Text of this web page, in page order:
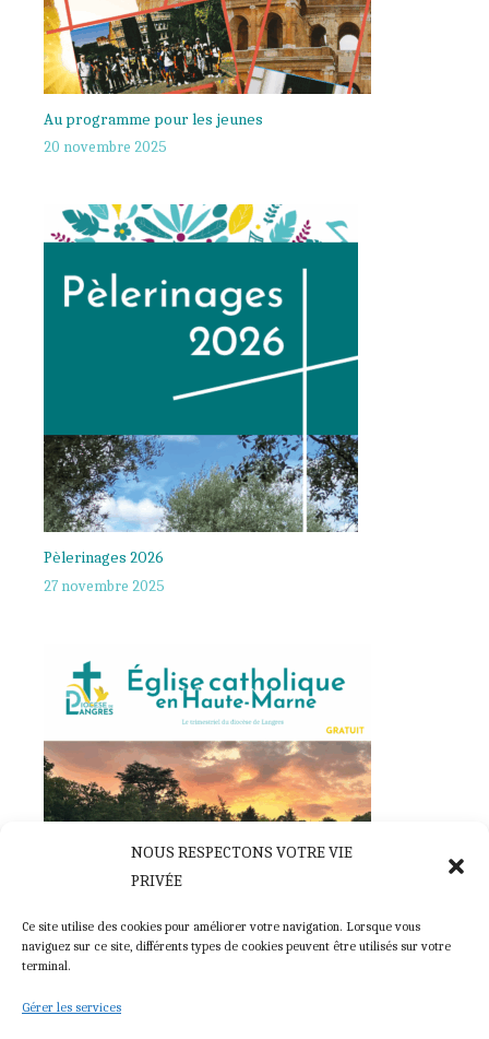
NOUS RESPECTONS VOTRE VIE
PRIVÉE
Ce site utilise des cookies pour améliorer votre navigation. Lorsque vous
naviguez sur ce site, différents types de cookies peuvent être utilisés sur votre
terminal.
Gérer les services
Au programme pour les jeunes
20 novembre 2025
Pèlerinages 2026
27 novembre 2025
28 novembre 2025